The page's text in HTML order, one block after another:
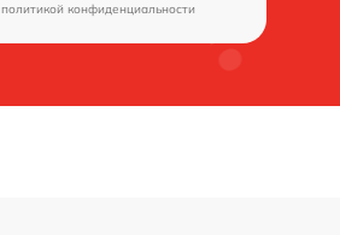
политикой конфиденциальности